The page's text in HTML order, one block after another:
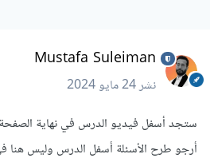
Mustafa Suleiman
نشر24 مايو 2024
ستجد أسفل فيديو الدرس في نهاية الصفحة
أرجو طرح الأسئلة أسفل الدرس وليس هنا